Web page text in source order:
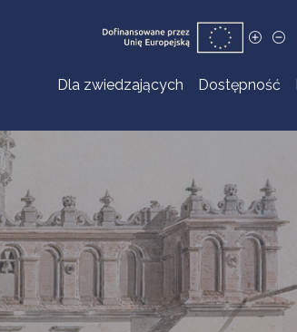
Dla zwiedzających Dostępność